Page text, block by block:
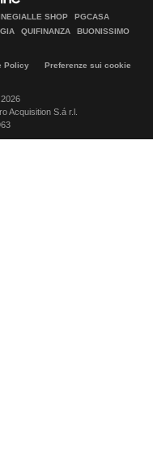
SHOP
PGCASA
QUIFINANZA
BUONISSIMO
Policy
Preferenze sui cookie
Acquisition S.á r.l.